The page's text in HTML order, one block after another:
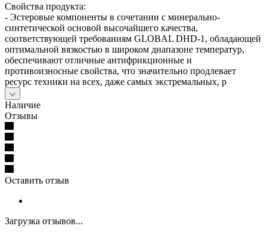
Свойства продукта:
- Эстеровые компоненты в сочетании с минерально-
синтетической основой высочайшего качества,
соответствующей требованиям GLOBAL DHD-1, обладающей
оптимальной вязкостью в широком диапазоне температур,
обеспечивают отличные антифрикционные и
противоизносные свойства, что значительно продлевает
ресурс техники на всех, даже самых экстремальных, р
Наличие
Отзывы
Оставить отзыв
Загрузка отзывов...